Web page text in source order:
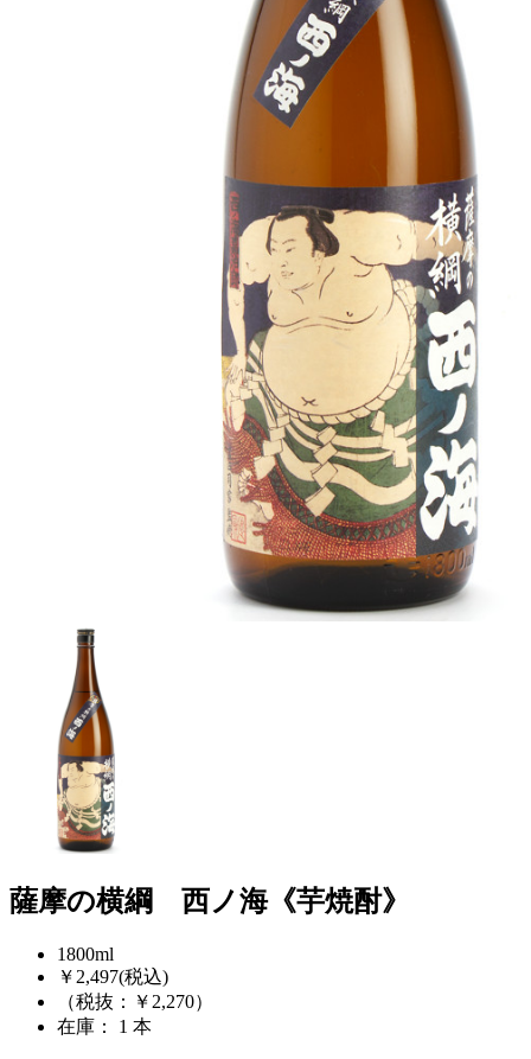
薩摩の横綱 西ノ海《芋焼酎》
1800ml
￥2,497(税込)
（税抜：￥2,270）
在庫： 1 本